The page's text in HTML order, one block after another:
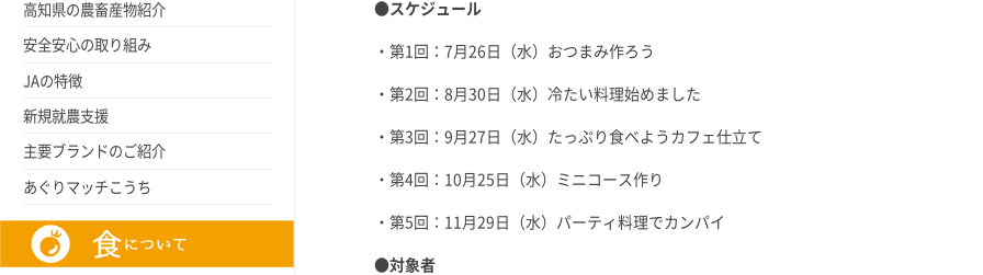
●スケジュール
・第1回：7月26日（水）おつまみ作ろう
・第2回：8月30日（水）冷たい料理始めました
・第3回：9月27日（水）たっぷり食べようカフェ仕立て
・第4回：10月25日（水）ミニコース作り
・第5回：11月29日（水）パーティ料理でカンパイ
●対象者
高知県の農畜産物紹介
安全安心の取り組み
JAの特徴
新規就農支援
主要ブランドのご紹介
あぐりマッチこうち